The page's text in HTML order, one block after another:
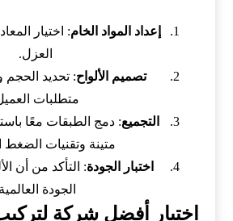
إعداد المواد الخام: اختيار
العزل.
تصميم الألواح: تحديد
متطلبات
التجميع: دمج الطبقات معًا
متينة وتقنيات الضغط
اختبار الجودة: التأكد من أن
الجودة
اختيار أفضل شركة